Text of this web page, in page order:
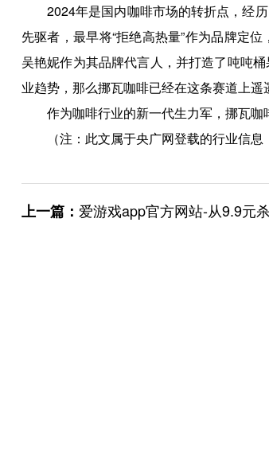
2024年是国内咖啡市场的转折点，经历
先驱者，最早将“拒绝高热量”作为品牌定
吴艳妮作为其品牌代言人，并打造了吨吨
业趋势，那么挪瓦咖啡已经在这条赛道上遥
作为咖啡行业的新一代生力军，挪瓦咖
（注：此文属于央广网登载的行业信息
上一篇： 爱游戏app官方网站-从9.9元杀入免费时代